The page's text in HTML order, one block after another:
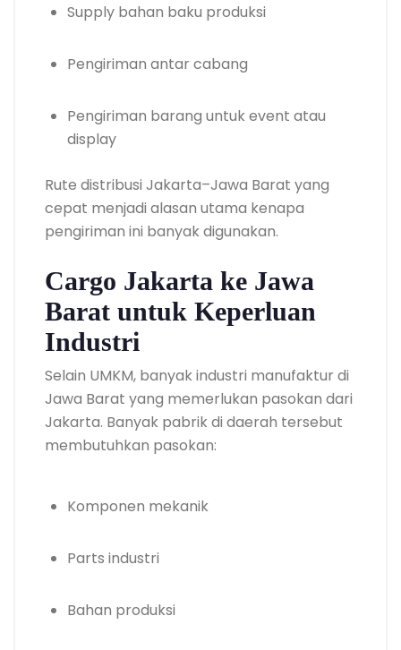
Supply bahan baku produksi
Pengiriman antar cabang
Pengiriman barang untuk event atau
display
Rute distribusi Jakarta–Jawa Barat yang
cepat menjadi alasan utama kenapa
pengiriman ini banyak digunakan.
Cargo Jakarta ke Jawa
Barat untuk Keperluan
Industri
Selain UMKM, banyak industri manufaktur di
Jawa Barat yang memerlukan pasokan dari
Jakarta. Banyak pabrik di daerah tersebut
membutuhkan pasokan:
Komponen mekanik
Parts industri
Bahan produksi